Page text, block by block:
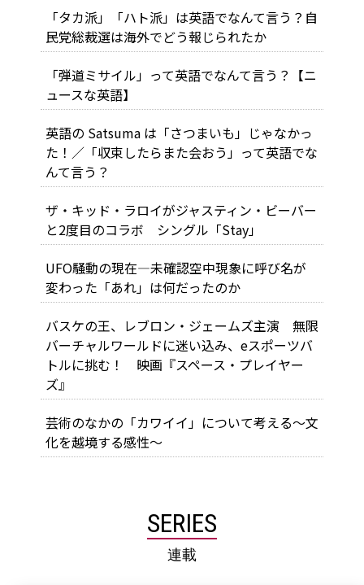
「タカ派」「ハト派」は英語でなんて言う？自
民党総裁選は海外でどう報じられたか
「弾道ミサイル」って英語でなんて言う？【ニ
ュースな英語】
英語の Satsuma は「さつまいも」じゃなかっ
た！／「収束したらまた会おう」って英語でな
んて言う？
ザ・キッド・ラロイがジャスティン・ビーバー
と2度目のコラボ シングル「Stay」
UFO騒動の現在―未確認空中現象に呼び名が
変わった「あれ」は何だったのか
バスケの王、レブロン・ジェームズ主演 無限
バーチャルワールドに迷い込み、eスポーツバ
トルに挑む！ 映画『スペース・プレイヤー
ズ』
芸術のなかの「カワイイ」について考える～文
化を越境する感性～
SERIES
連載